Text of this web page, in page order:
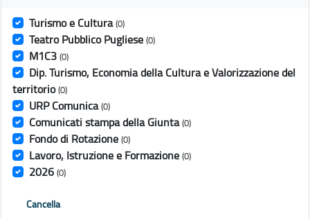
Turismo e Cultura (0)
Teatro Pubblico Pugliese (0)
M1C3 (0)
Dip. Turismo, Economia della Cultura e Valorizzazione del
territorio (0)
URP Comunica (0)
Comunicati stampa della Giunta (0)
Fondo di Rotazione (0)
Lavoro, Istruzione e Formazione (0)
2026 (0)
Cancella